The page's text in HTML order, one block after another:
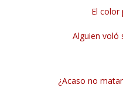
El color
Alguien voló
¿Acaso no